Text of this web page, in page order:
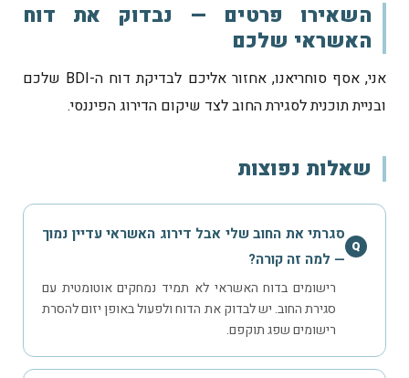
השאירו פרטים — נבדוק את דוח
האשראי שלכם
אני, אסף סוחריאנו, אחזור אליכם לבדיקת דוח ה-BDI שלכם
ובניית תוכנית לסגירת החוב לצד שיקום הדירוג הפיננסי.
שאלות נפוצות
Q
סגרתי את החוב שלי אבל דירוג האשראי עדיין נמוך
— למה זה קורה?
רישומים בדוח האשראי לא תמיד נמחקים אוטומטית עם
סגירת החוב. יש לבדוק את הדוח ולפעול באופן יזום להסרת
רישומים שפג תוקפם.